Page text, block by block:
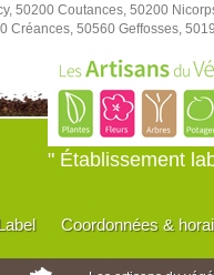
50200 Coutances, 50200
Créances, 50560 Geffosses,
" Établissement
Coordonnées &